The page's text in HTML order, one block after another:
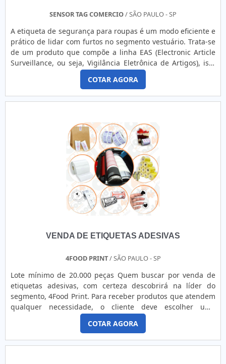
SENSOR TAG COMERCIO/ SÃO PAULO - SP
A etiqueta de segurança para roupas é um modo eficiente e
prático de lidar com furtos no segmento vestuário. Trata-se
de um produto que compõe a linha EAS (Electronic Article
Surveillance, ou seja, Vigilância Eletrônica de Artigos), isto
é, um método que se baseia nos avanços tecnológicos e que
tem por finalidade a proteção de ativos, bem como a
prevenção contra furtos.Implementar algum produto da
linha EAS é dar ênfase às ações antifur...
COTAR AGORA
VENDA DE ETIQUETAS ADESIVAS
4FOOD PRINT/ SÃO PAULO - SP
Lote mínimo de 20.000 peças Quem buscar por venda de
etiquetas adesivas, com certeza descobrirá na líder do
segmento, 4Food Print. Para receber produtos que atendem
qualquer necessidade, o cliente deve escolher uma
organização que se destaque por um bom suporte pré-
venda e tenha ampla experiência no ramo.Quando a
temática é venda de etiquetas adesivas, com a melhor mão
de obra da 4Food Print o cliente obterá assertividade e
COTAR AGORA